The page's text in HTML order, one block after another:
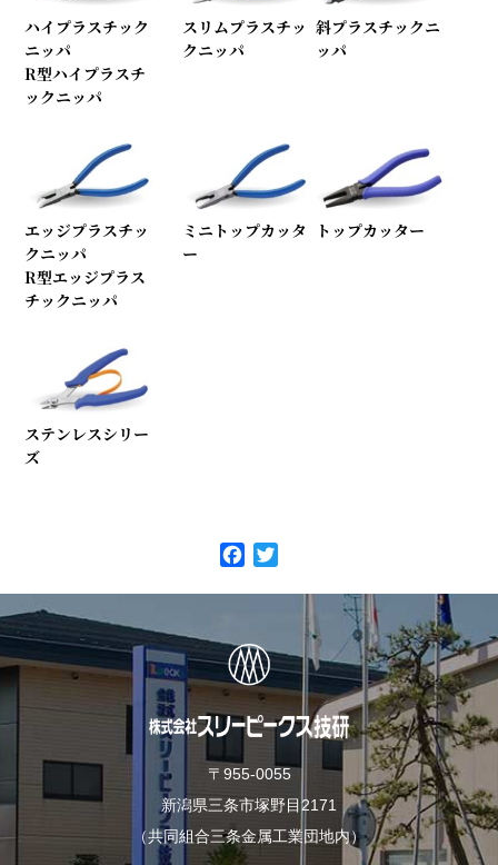
ハイプラスチック
ニッパ
R型ハイプラスチ
ックニッパ
スリムプラスチッ
クニッパ
斜プラスチックニ
ッパ
エッジプラスチッ
クニッパ
R型エッジプラス
チックニッパ
ミニトップカッタ
ー
トップカッター
ステンレスシリー
ズ
b
o
k
t
e
〒955-0055
新潟県三条市塚野目2171
（共同組合三条金属工業団地内）